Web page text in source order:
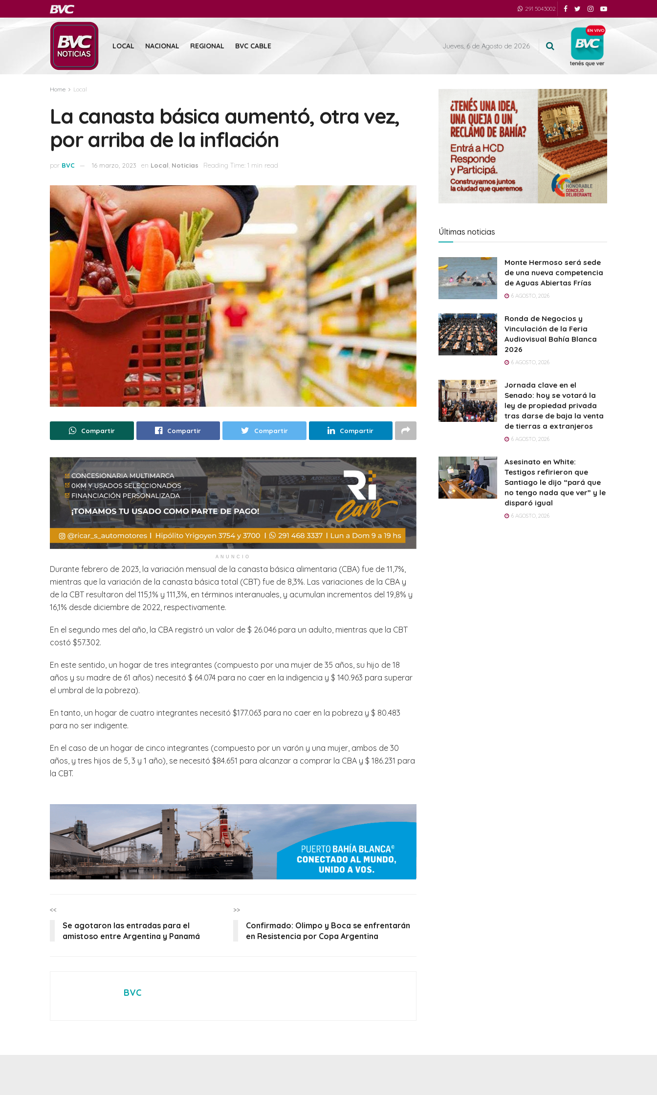
291 5043002
LOCAL NACIONAL REGIONAL BVC CABLE Jueves, 6 de Agosto de 2026
Home Local
La canasta básica aumentó, otra vez,
por arriba de la inflación
por BVC 16 marzo, 2023 en Local Noticias Reading Time: 1 min read
Compartir Compartir Compartir Compartir
ANUNCIO
Durante febrero de 2023, la variación mensual de la canasta básica alimentaria (CBA) fue de 11,7%,
mientras que la variación de la canasta básica total (CBT) fue de 8,3%. Las variaciones de la CBA y
de la CBT resultaron del 115,1% y 111,3%, en términos interanuales, y acumulan incrementos del 19,8% y
16,1% desde diciembre de 2022, respectivamente.
En el segundo mes del año, la CBA registró un valor de $ 26.046 para un adulto, mientras que la CBT
costó $57.302.
En este sentido, un hogar de tres integrantes (compuesto por una mujer de 35 años, su hijo de 18
años y su madre de 61 años) necesitó $ 64.074 para no caer en la indigencia y $ 140.963 para superar
el umbral de la pobreza).
En tanto, un hogar de cuatro integrantes necesitó $177.063 para no caer en la pobreza y $ 80.483
para no ser indigente.
En el caso de un hogar de cinco integrantes (compuesto por un varón y una mujer, ambos de 30
años, y tres hijos de 5, 3 y 1 año), se necesitó $84.651 para alcanzar a comprar la CBA y $ 186.231 para
la CBT.
<<
Se agotaron las entradas para el
amistoso entre Argentina y Panamá
>>
Confirmado: Olimpo y Boca se enfrentarán
en Resistencia por Copa Argentina
BVC
Últimas noticias
Monte Hermoso será sede
de una nueva competencia
de Aguas Abiertas Frías
6 AGOSTO, 2026
Ronda de Negocios y
Vinculación de la Feria
Audiovisual Bahía Blanca
2026
6 AGOSTO, 2026
Jornada clave en el
Senado: hoy se votará la
ley de propiedad privada
tras darse de baja la venta
de tierras a extranjeros
6 AGOSTO, 2026
Asesinato en White:
Testigos refirieron que
Santiago le dijo “pará que
no tengo nada que ver” y le
disparó igual
6 AGOSTO, 2026